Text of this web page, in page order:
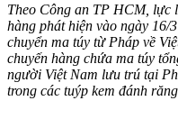
Theo Công an TP HCM, lực
hàng phát hiện vào ngày 16/
chuyển m‌a tú‌y từ Pháp về
chuyến hàng chứa m‌a tú‌y
người Việt Nam lưu trú tại
trong các tuýp kem đánh